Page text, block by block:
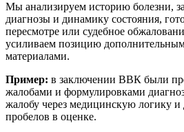
Мы анализируем историю болезни,
диагнозы и динамику состояния,
пересмотре или судебное
усиливаем позицию
материалами.
Пример: в заключении ВВК были
жалобами и формулировками
жалобу через медицинскую логику и
пробелов в оценке.